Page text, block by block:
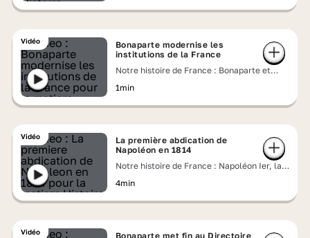
Vidéo
Bonaparte modernise les
institutions de la France
Notre histoire de France : Bonaparte et
1min
Vidéo
La première abdication de
Napoléon en 1814
Notre histoire de France : Napoléon Ier, la
4min
Vidéo
Bonaparte met fin au Directoire